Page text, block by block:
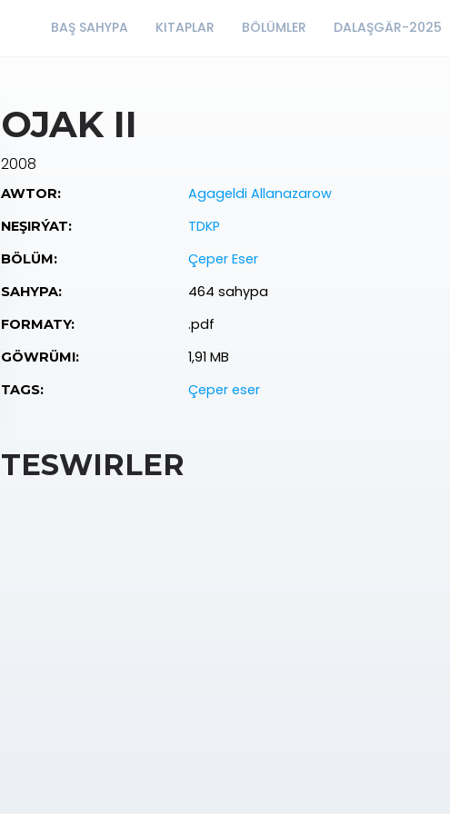
BAŞ SAHYPA KITAPLAR BÖLÜMLER DALAŞGÄR-2025
OJAK II
2008
AWTOR: Agageldi Allanazarow
NEŞIRÝAT: TDKP
BÖLÜM: Çeper Eser
SAHYPA: 464 sahypa
FORMATY: .pdf
GÖWRÜMI: 1,91 MB
TAGS: Çeper eser
TESWIRLER